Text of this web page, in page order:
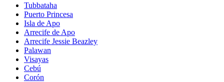
Tubbataha
Puerto Princesa
Isla de Apo
Arrecife de Apo
Arrecife Jessie Beazley
Palawan
Visayas
Cebú
Corón